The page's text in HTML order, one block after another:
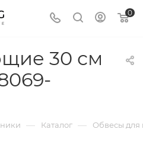
0
30 см
— Каталог — Обвесы для